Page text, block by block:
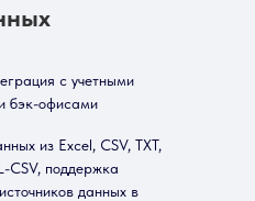
с учетными
бэк-офисами
из Excel, CSV, TXT,
CSV, поддержка
данных в